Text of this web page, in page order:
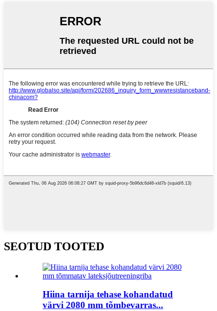
SEOTUD TOOTED
Hiina tarnija tehase kohandatud
värvi 2080 mm tõmbevarras...